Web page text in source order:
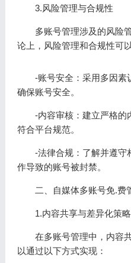
3.风险管理与合规性
多账号管理涉及的风险管
论上，风险管理和合规性可
-账号安全：采用多因素
确保账号安全。
-内容审核：建立严格的
符合平台规范。
-法律合规：了解并遵守
作导致的账号被封禁。
二、自媒体多账号免.费
1.内容共享与差异化策略
在多账号管理中，内容共
以通过以下方式实现：